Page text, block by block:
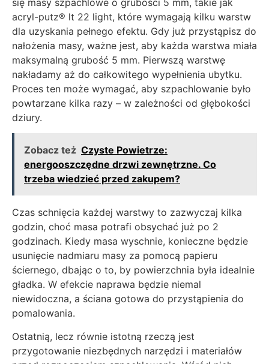
acryl-putz® lt 22 light, które wymagają kilku warstw
dla uzyskania pełnego efektu. Gdy już przystąpisz do
nałożenia masy, ważne jest, aby każda warstwa miała
maksymalną grubość 5 mm. Pierwszą warstwę
nakładamy aż do całkowitego wypełnienia ubytku.
Proces ten może wymagać, aby szpachlowanie było
powtarzane kilka razy – w zależności od głębokości
dziury.
Zobacz też Czyste Powietrze:
energooszczędne drzwi zewnętrzne. Co
trzeba wiedzieć przed zakupem?
Czas schnięcia każdej warstwy to zazwyczaj kilka
godzin, choć masa potrafi obsychać już po 2
godzinach. Kiedy masa wyschnie, konieczne będzie
usunięcie nadmiaru masy za pomocą papieru
ściernego, dbając o to, by powierzchnia była idealnie
gładka. W efekcie naprawa będzie niemal
niewidoczna, a ściana gotowa do przystąpienia do
pomalowania.
Ostatnią, lecz równie istotną rzeczą jest
przygotowanie niezbędnych narzędzi i materiałów